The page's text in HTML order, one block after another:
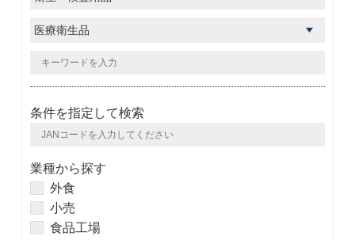
条件を指定して検索
業種から探す
外食
小売
食品工場